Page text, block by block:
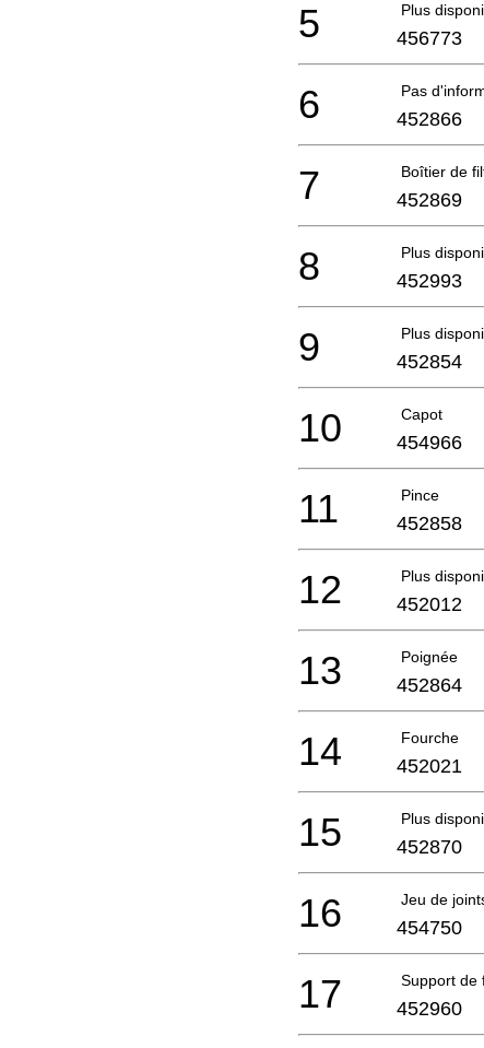
Plus
5 456773
Pas
6 452866
Boîtier de
7 452869
Plus
8 452993
Plus
9 452854
Capot
10 454966
Pince
11 452858
Plus
12 452012
Poignée
13 452864
Fourche
14 452021
Plus
15 452870
Jeu de
16 454750
Support de
17 452960